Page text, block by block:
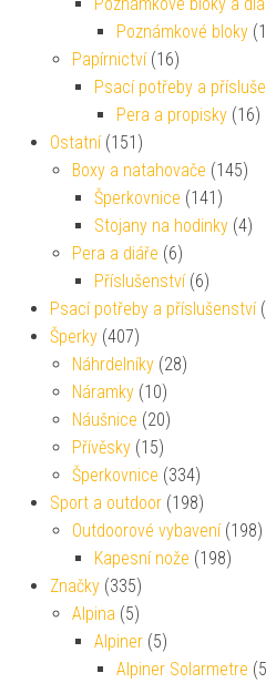
Poznámkové bloky
Papírnictví (16)
Psací potřeby a
Pera a propisky (16)
Ostatní (151)
Boxy a natahovače (145)
Šperkovnice (141)
Stojany na hodinky (4)
Pera a diáře (6)
Příslušenství (6)
Psací potřeby a příslušenství
Šperky (407)
Náhrdelníky (28)
Náramky (10)
Náušnice (20)
Přívěsky (15)
Šperkovnice (334)
Sport a outdoor (198)
Outdoorové vybavení (198)
Kapesní nože (198)
Značky (335)
Alpina (5)
Alpiner (5)
Alpiner Solarmetre